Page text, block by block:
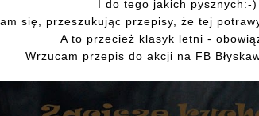
I do tego jakich pysznych:-)
się, przeszukując przepisy, że tej
A to przecież klasyk letni -
Wrzucam przepis do akcji na FB